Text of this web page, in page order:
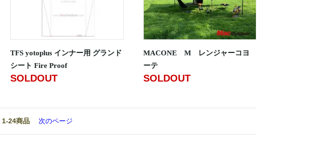
TFS yotoplus インナー用 グランド
シート Fire Proof
SOLDOUT
MACONE M レンジャーコヨ
ーテ
SOLDOUT
1-24商品 次のページ